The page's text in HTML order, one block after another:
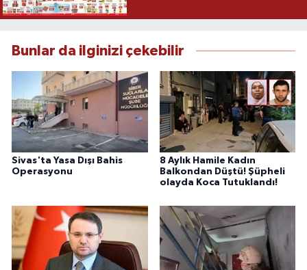
Bunlar da ilginizi çekebilir
Sivas'ta Yasa Dışı Bahis
Operasyonu
8 Aylık Hamile Kadın
Balkondan Düştü! Şüpheli
olayda Koca Tutuklandı!